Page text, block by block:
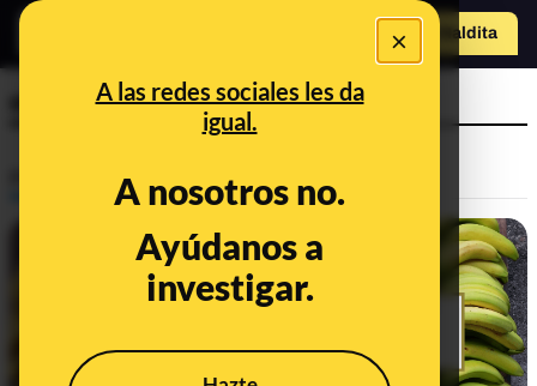
×
A las redes sociales les da
igual.
A nosotros no.
Ayúdanos a
investigar.
Hazte Maldita
etileno